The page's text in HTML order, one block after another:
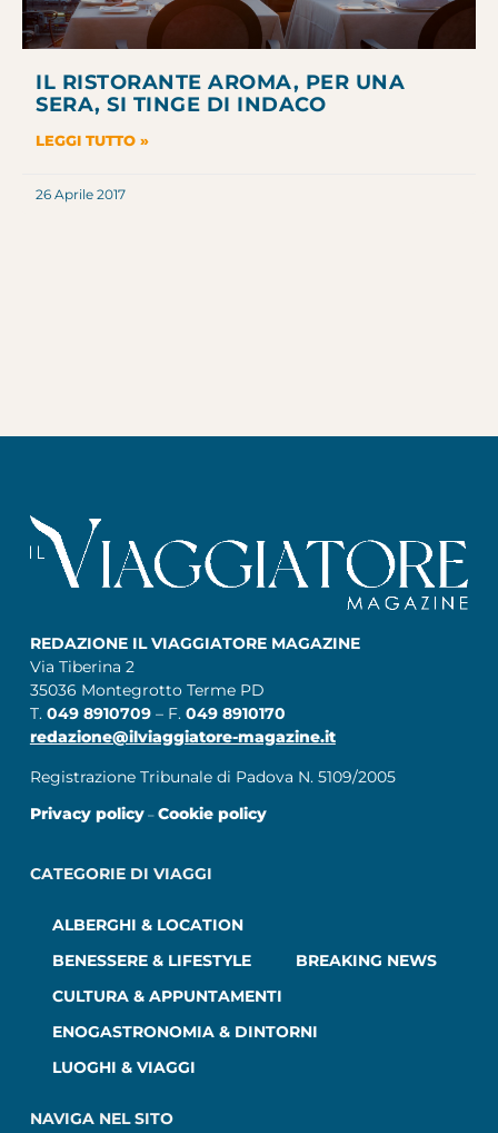
IL RISTORANTE AROMA, PER UNA
SERA, SI TINGE DI INDACO
LEGGI TUTTO »
26 Aprile 2017
REDAZIONE IL VIAGGIATORE MAGAZINE
Via Tiberina 2
35036 Montegrotto Terme PD
T. 049 8910709 – F. 049 8910170
redazione@ilviaggiatore-magazine.it
Registrazione Tribunale di Padova N. 5109/2005
Privacy policy– Cookie policy
CATEGORIE DI VIAGGI
ALBERGHI & LOCATION
BENESSERE & LIFESTYLE
BREAKING NEWS
CULTURA & APPUNTAMENTI
ENOGASTRONOMIA & DINTORNI
LUOGHI & VIAGGI
NAVIGA NEL SITO